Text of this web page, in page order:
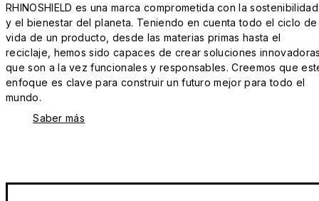
RHINOSHIELD es una marca comprometida con la sostenibilidad
y el bienestar del planeta. Teniendo en cuenta todo el ciclo de
vida de un producto, desde las materias primas hasta el
reciclaje, hemos sido capaces de crear soluciones
que son a la vez funcionales y responsables. Creemos que
enfoque es clave para construir un futuro mejor para todo el
mundo.
Saber más